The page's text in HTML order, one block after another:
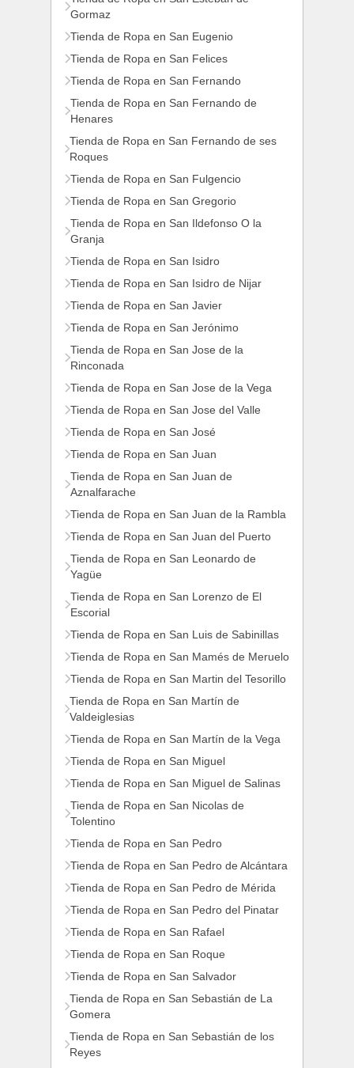
Gormaz
Tienda de Ropa en San Eugenio
Tienda de Ropa en San Felices
Tienda de Ropa en San Fernando
Tienda de Ropa en San Fernando de
Henares
Tienda de Ropa en San Fernando de ses
Roques
Tienda de Ropa en San Fulgencio
Tienda de Ropa en San Gregorio
Tienda de Ropa en San Ildefonso O la
Granja
Tienda de Ropa en San Isidro
Tienda de Ropa en San Isidro de Nijar
Tienda de Ropa en San Javier
Tienda de Ropa en San Jerónimo
Tienda de Ropa en San Jose de la
Rinconada
Tienda de Ropa en San Jose de la Vega
Tienda de Ropa en San Jose del Valle
Tienda de Ropa en San José
Tienda de Ropa en San Juan
Tienda de Ropa en San Juan de
Aznalfarache
Tienda de Ropa en San Juan de la Rambla
Tienda de Ropa en San Juan del Puerto
Tienda de Ropa en San Leonardo de
Yagüe
Tienda de Ropa en San Lorenzo de El
Escorial
Tienda de Ropa en San Luis de Sabinillas
Tienda de Ropa en San Mamés de Meruelo
Tienda de Ropa en San Martin del Tesorillo
Tienda de Ropa en San Martín de
Valdeiglesias
Tienda de Ropa en San Martín de la Vega
Tienda de Ropa en San Miguel
Tienda de Ropa en San Miguel de Salinas
Tienda de Ropa en San Nicolas de
Tolentino
Tienda de Ropa en San Pedro
Tienda de Ropa en San Pedro de Alcántara
Tienda de Ropa en San Pedro de Mérida
Tienda de Ropa en San Pedro del Pinatar
Tienda de Ropa en San Rafael
Tienda de Ropa en San Roque
Tienda de Ropa en San Salvador
Tienda de Ropa en San Sebastián de La
Gomera
Tienda de Ropa en San Sebastián de los
Reyes